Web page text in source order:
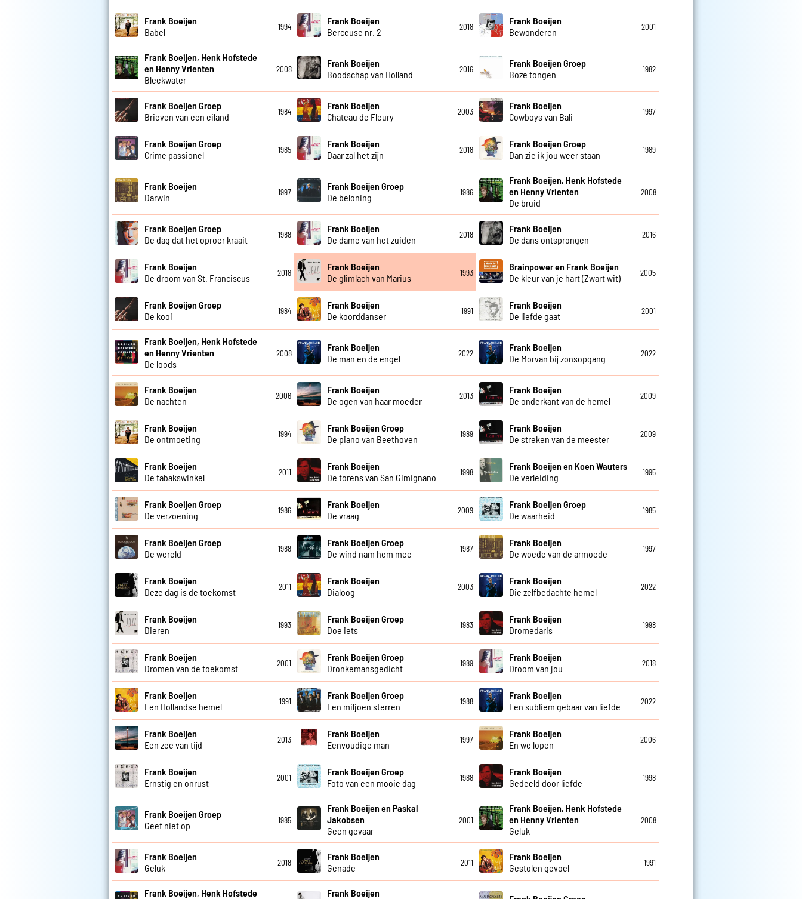
Frank Boeijen
Babel
1994
Frank Boeijen
Berceuse nr. 2
2018
Frank Boeijen
Bewonderen
2001
Frank Boeijen, Henk Hofstede
en Henny Vrienten
Bleekwater
2008
Frank Boeijen
Boodschap van Holland
2016
Frank Boeijen Groep
Boze tongen
1982
Frank Boeijen Groep
Brieven van een eiland
1984
Frank Boeijen
Chateau de Fleury
2003
Frank Boeijen
Cowboys van Bali
1997
Frank Boeijen Groep
Crime passionel
1985
Frank Boeijen
Daar zal het zijn
2018
Frank Boeijen Groep
Dan zie ik jou weer staan
1989
Frank Boeijen
Darwin
1997
Frank Boeijen Groep
De beloning
1986
Frank Boeijen, Henk Hofstede
en Henny Vrienten
De bruid
2008
Frank Boeijen Groep
De dag dat het oproer kraait
1988
Frank Boeijen
De dame van het zuiden
2018
Frank Boeijen
De dans ontsprongen
2016
Frank Boeijen
De droom van St. Franciscus
2018
Frank Boeijen
De glimlach van Marius
1993
Brainpower en Frank Boeijen
De kleur van je hart (Zwart wit)
2005
Frank Boeijen Groep
De kooi
1984
Frank Boeijen
De koorddanser
1991
Frank Boeijen
De liefde gaat
2001
Frank Boeijen, Henk Hofstede
en Henny Vrienten
De loods
2008
Frank Boeijen
De man en de engel
2022
Frank Boeijen
De Morvan bij zonsopgang
2022
Frank Boeijen
De nachten
2006
Frank Boeijen
De ogen van haar moeder
2013
Frank Boeijen
De onderkant van de hemel
2009
Frank Boeijen
De ontmoeting
1994
Frank Boeijen Groep
De piano van Beethoven
1989
Frank Boeijen
De streken van de meester
2009
Frank Boeijen
De tabakswinkel
2011
Frank Boeijen
De torens van San Gimignano
1998
Frank Boeijen en Koen Wauters
De verleiding
1995
Frank Boeijen Groep
De verzoening
1986
Frank Boeijen
De vraag
2009
Frank Boeijen Groep
De waarheid
1985
Frank Boeijen Groep
De wereld
1988
Frank Boeijen Groep
De wind nam hem mee
1987
Frank Boeijen
De woede van de armoede
1997
Frank Boeijen
Deze dag is de toekomst
2011
Frank Boeijen
Dialoog
2003
Frank Boeijen
Die zelfbedachte hemel
2022
Frank Boeijen
Dieren
1993
Frank Boeijen Groep
Doe iets
1983
Frank Boeijen
Dromedaris
1998
Frank Boeijen
Dromen van de toekomst
2001
Frank Boeijen Groep
Dronkemansgedicht
1989
Frank Boeijen
Droom van jou
2018
Frank Boeijen
Een Hollandse hemel
1991
Frank Boeijen Groep
Een miljoen sterren
1988
Frank Boeijen
Een subliem gebaar van liefde
2022
Frank Boeijen
Een zee van tijd
2013
Frank Boeijen
Eenvoudige man
1997
Frank Boeijen
En we lopen
2006
Frank Boeijen
Ernstig en onrust
2001
Frank Boeijen Groep
Foto van een mooie dag
1988
Frank Boeijen
Gedeeld door liefde
1998
Frank Boeijen Groep
Geef niet op
1985
Frank Boeijen en Paskal
Jakobsen
Geen gevaar
2001
Frank Boeijen, Henk Hofstede
en Henny Vrienten
Geluk
2008
Frank Boeijen
Geluk
2018
Frank Boeijen
Genade
2011
Frank Boeijen
Gestolen gevoel
1991
Frank Boeijen, Henk Hofstede
Frank Boeijen